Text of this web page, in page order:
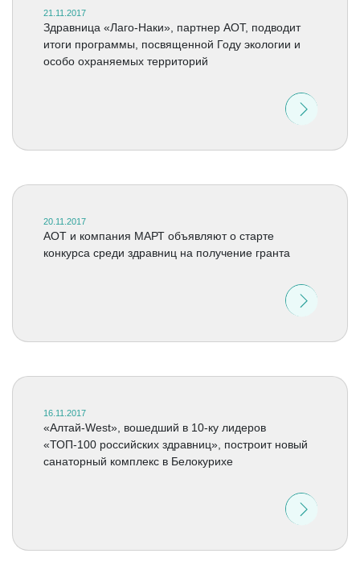
21.11.2017
Здравница «Лаго-Наки», партнер АОТ, подводит
итоги программы, посвященной Году экологии и
особо охраняемых территорий
20.11.2017
АОТ и компания МАРТ объявляют о старте
конкурса среди здравниц на получение гранта
16.11.2017
«Алтай-West», вошедший в 10-ку лидеров
«ТОП-100 российских здравниц», построит новый
санаторный комплекс в Белокурихе